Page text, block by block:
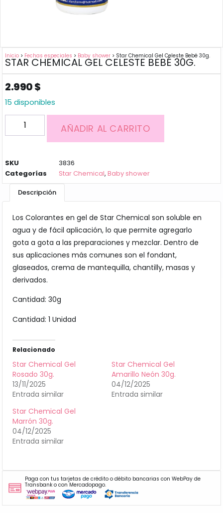
Inicio > Fechas especiales > Baby shower > Star Chemical Gel Celeste Bebé 30g.
STAR CHEMICAL GEL CELESTE BEBÉ 30G.
2.990$
15 disponibles
AÑADIR AL CARRITO
SKU
3836
Categorías
Star Chemical,Baby shower
Descripción
Los Colorantes en gel de Star Chemical son soluble en
agua y de fácil aplicación, lo que permite agregarlo
gota a gota a las preparaciones y mezclar. Dentro de
sus aplicaciones más comunes son el fondant,
glaseados, crema de mantequilla, chantilly, masas y
derivados.
Cantidad: 30g
Cantidad: 1 Unidad
Relacionado
Star Chemical Gel
Rosado 30g.
13/11/2025
Entrada similar
Star Chemical Gel
Amarillo Neón 30g.
04/12/2025
Entrada similar
Star Chemical Gel
Marrón 30g.
04/12/2025
Entrada similar
Paga con tus tarjetas de crédito o débito bancarias con WebPay de
Transbank o con Mercadopago.